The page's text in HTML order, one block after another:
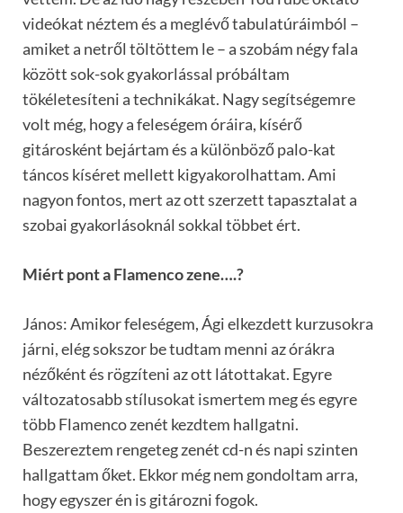
videókat néztem és a meglévő tabulatúráimból –
amiket a netről töltöttem le – a szobám négy fala
között sok-sok gyakorlással próbáltam
tökéletesíteni a technikákat. Nagy segítségemre
volt még, hogy a feleségem óráira, kísérő
gitárosként bejártam és a különböző palo-kat
táncos kíséret mellett kigyakorolhattam. Ami
nagyon fontos, mert az ott szerzett tapasztalat a
szobai gyakorlásoknál sokkal többet ért.
Miért pont a Flamenco zene….?
János: Amikor feleségem, Ági elkezdett kurzusokra
járni, elég sokszor be tudtam menni az órákra
nézőként és rögzíteni az ott látottakat. Egyre
változatosabb stílusokat ismertem meg és egyre
több Flamenco zenét kezdtem hallgatni.
Beszereztem rengeteg zenét cd-n és napi szinten
hallgattam őket. Ekkor még nem gondoltam arra,
hogy egyszer én is gitározni fogok.